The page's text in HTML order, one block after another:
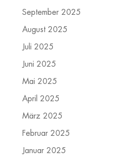
September 2025
August 2025
Juli 2025
Juni 2025
Mai 2025
April 2025
März 2025
Februar 2025
Januar 2025